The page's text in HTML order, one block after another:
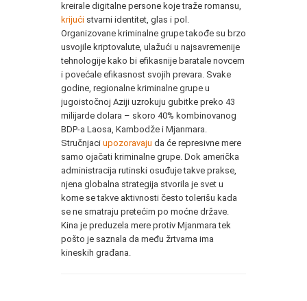
kreirale digitalne persone koje traže romansu,
krijući stvarni identitet, glas i pol.
Organizovane kriminalne grupe takođe su brzo
usvojile kriptovalute, ulažući u najsavremenije
tehnologije kako bi efikasnije baratale novcem
i povećale efikasnost svojih prevara. Svake
godine, regionalne kriminalne grupe u
jugoistočnoj Aziji uzrokuju gubitke preko 43
milijarde dolara – skoro 40% kombinovanog
BDP-a Laosa, Kambodže i Mjanmara.
Stručnjaci upozoravaju da će represivne mere
samo ojačati kriminalne grupe. Dok američka
administracija rutinski osuđuje takve prakse,
njena globalna strategija stvorila je svet u
kome se takve aktivnosti često tolerišu kada
se ne smatraju pretećim po moćne države.
Kina je preduzela mere protiv Mjanmara tek
pošto je saznala da među žrtvama ima
kineskih građana.